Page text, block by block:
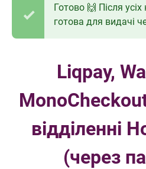
Готово 🙌 Після
готова для видачі
Liqpay,
відділенні
(через